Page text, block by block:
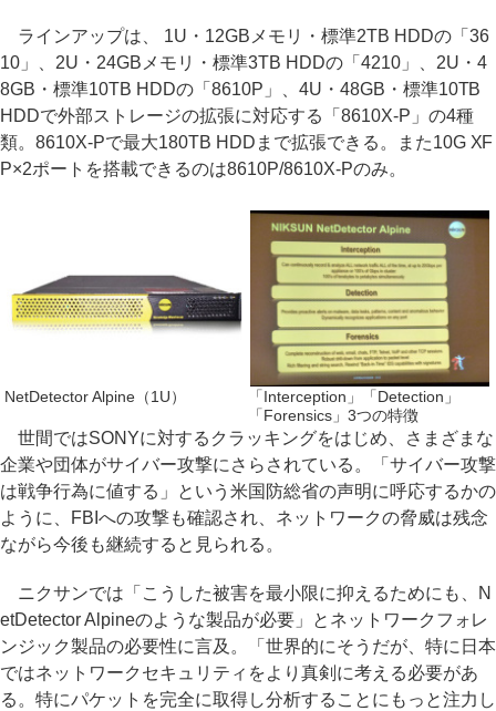
ラインアップは、 1U・12GBメモリ・標準2TB HDDの「36
10」、2U・24GBメモリ・標準3TB HDDの「4210」、2U・4
8GB・標準10TB HDDの「8610P」、4U・48GB・標準10TB
HDDで外部ストレージの拡張に対応する「8610X-P」の4種
類。8610X-Pで最大180TB HDDまで拡張できる。また10G XF
P×2ポートを搭載できるのは8610P/8610X-Pのみ。
NetDetector Alpine（1U）
「Interception」「Detection」
「Forensics」3つの特徴
世間ではSONYに対するクラッキングをはじめ、さまざまな
企業や団体がサイバー攻撃にさらされている。「サイバー攻撃
は戦争行為に値する」という米国防総省の声明に呼応するかの
ように、FBIへの攻撃も確認され、ネットワークの脅威は残念
ながら今後も継続すると見られる。
ニクサンでは「こうした被害を最小限に抑えるためにも、N
etDetector Alpineのような製品が必要」とネットワークフォレ
ンジック製品の必要性に言及。「世界的にそうだが、特に日本
ではネットワークセキュリティをより真剣に考える必要があ
る。特にパケットを完全に取得し分析することにもっと注力し